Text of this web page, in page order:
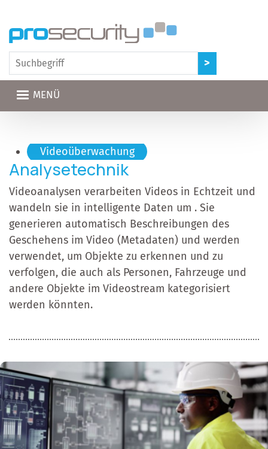
MENÜ
Hauptnavigation
Videoüberwachung
Analysetechnik
Videoanalysen verarbeiten Videos in Echtzeit und
wandeln sie in intelligente Daten um . Sie
generieren automatisch Beschreibungen des
Geschehens im Video (Metadaten) und werden
verwendet, um Objekte zu erkennen und zu
verfolgen, die auch als Personen, Fahrzeuge und
andere Objekte im Videostream kategorisiert
werden könnten.